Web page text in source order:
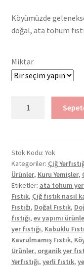
Köyümüzde
doğal, ata tohum
Miktar
adet
Stok Kodu: Yok
Kategoriler: Çiğ
Ürünler, Kuru Yemişler,
Etiketler: ata tohum yer
Fıstık, Çiğ fıstık nasıl
Fıstığı, Doğal Fıstık,
fıstığı, ev yapımı
yer fıstığı, Kabuklu
Kavrulmamış Fıstık,
Ürünler, organik yer
Yerfıstığı, yerli fıstık,